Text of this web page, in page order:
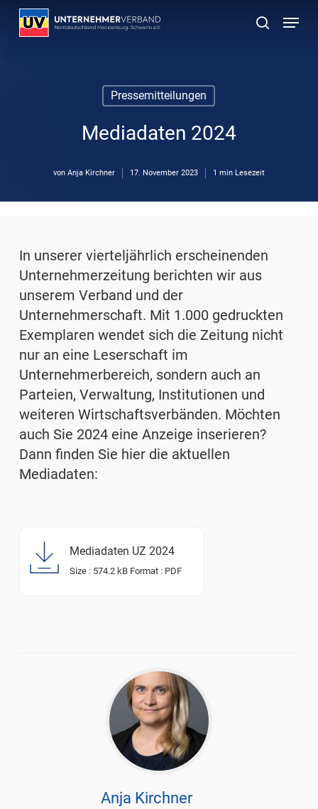
Skip
suchen
Menu
Pressemitteilungen
Mediadaten 2024
von Anja Kirchner 17. November 2023 1 min Lesezeit
In unserer vierteljährlich erscheinenden
Unternehmerzeitung berichten wir aus
unserem Verband und der
Unternehmerschaft. Mit 1.000 gedruckten
Exemplaren wendet sich die Zeitung nicht
nur an eine Leserschaft im
Unternehmerbereich, sondern auch an
Parteien, Verwaltung, Institutionen und
weiteren Wirtschaftsverbänden. Möchten
auch Sie 2024 eine Anzeige inserieren?
Dann finden Sie hier die aktuellen
Mediadaten:
Mediadaten UZ 2024
Size : 574.2 kBFormat : PDF
Anja Kirchner